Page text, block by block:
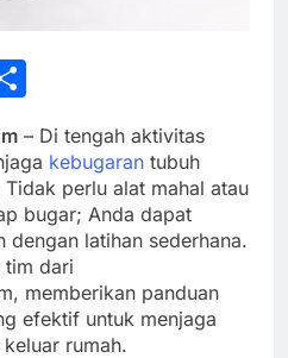
– Di tengah aktivitas
kebugaran tubuh
perlu alat mahal atau
bugar; Anda dapat
dengan latihan sederhana.
tim dari
memberikan panduan
efektif untuk menjaga
rumah.